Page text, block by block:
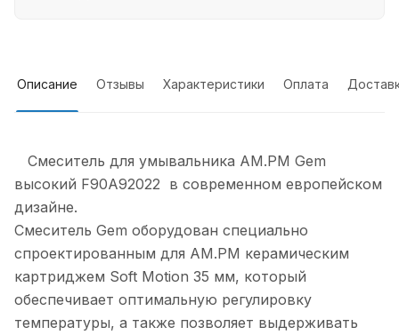
Описание Отзывы Характеристики Оплата
Смеситель для умывальника AM.PM Gem
высокий F90A92022 в современном европейском
дизайне.
Смеситель Gem оборудован специально
спроектированным для AM.PM керамическим
картриджем Soft Motion 35 мм, который
обеспечивает оптимальную регулировку
температуры, а также позволяет выдерживать